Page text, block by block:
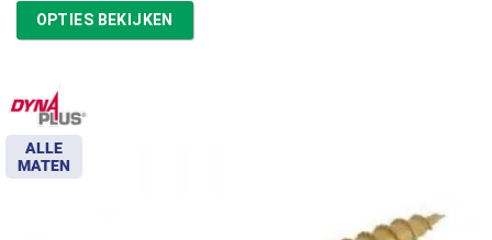
tot
€38,01
OPTIES BEKIJKEN
ALLE
MATEN